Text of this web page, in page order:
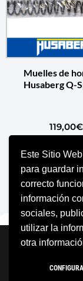
Este Sitio
para guardar
correcto
información
sociales,
utilizar la
otra
Muelles de
Husaberg Q-
119,00€
SELECCIONAR
Neve